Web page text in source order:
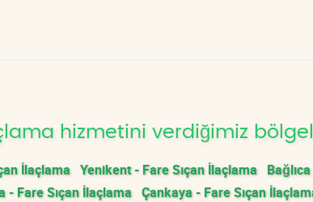
hizmetini verdiğimiz
İlaçlama Yenikent - Fare Sıçan İlaçlama
- Fare Sıçan İlaçlama Çankaya - Fare Sıçan